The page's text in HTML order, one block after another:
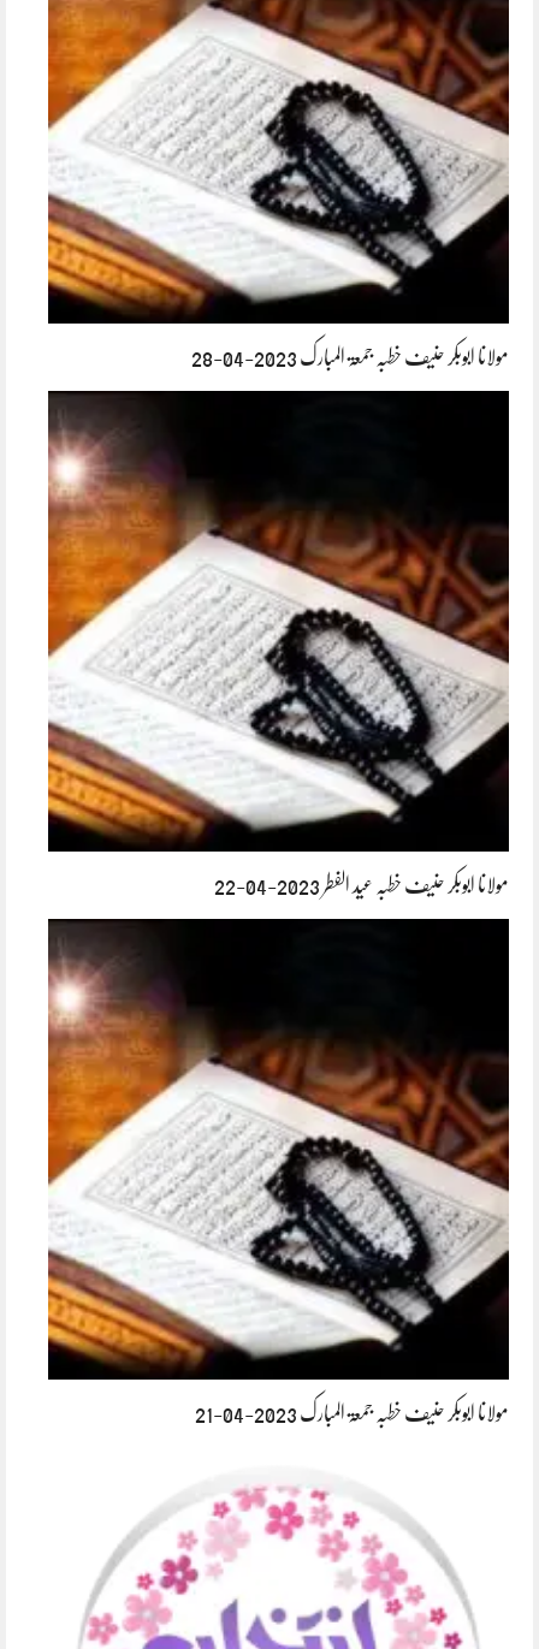
مولانا ابوبکر حنیف خطبہ جمعۃ المبارک 2023-04-28
مولانا ابوبکر حنیف خطبہ عید الفطر 2023-04-22
مولانا ابوبکر حنیف خطبہ جمعۃ المبارک 2023-04-21